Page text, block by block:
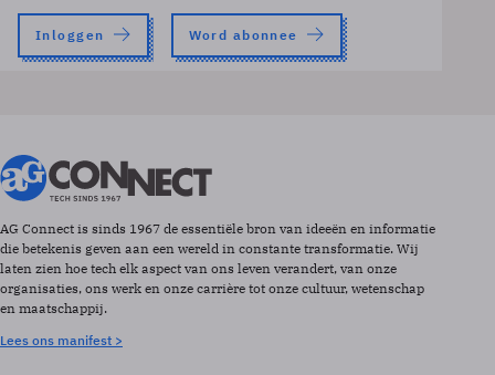
Inloggen Word abonnee
AG Connect is sinds 1967 de essentiële bron van ideeën en informatie
die betekenis geven aan een wereld in constante transformatie. Wij
laten zien hoe tech elk aspect van ons leven verandert, van onze
organisaties, ons werk en onze carrière tot onze cultuur, wetenschap
en maatschappij.
Lees ons manifest >